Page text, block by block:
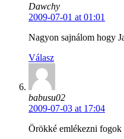
Dawchy
2009-07-01 at 01:01
Nagyon sajnálom hogy
Válasz
babusu02
2009-07-03 at 17:04
Örökké emlékezni fogok